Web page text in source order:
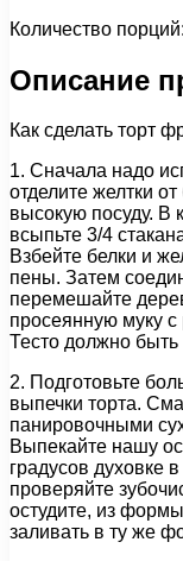
Количество
Описание
Как сделать торт
1. Сначала надо
отделите желтки
высокую посуду. В
всыпьте 3/4
Взбейте белки и
пены. Затем
перемешайте
просеянную муку
Тесто должно быть
2. Подготовьте
выпечки торта.
панировочными
Выпекайте нашу
градусов духовке
проверяйте
остудите, из
заливать в ту же